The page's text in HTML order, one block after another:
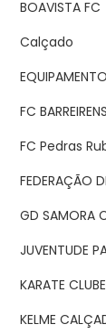
BOAVISTA FC
Calçado
FC
FC Pedras
FEDERAÇÃO
GD SAMORA
JUVENTUDE
KARATE
KELME